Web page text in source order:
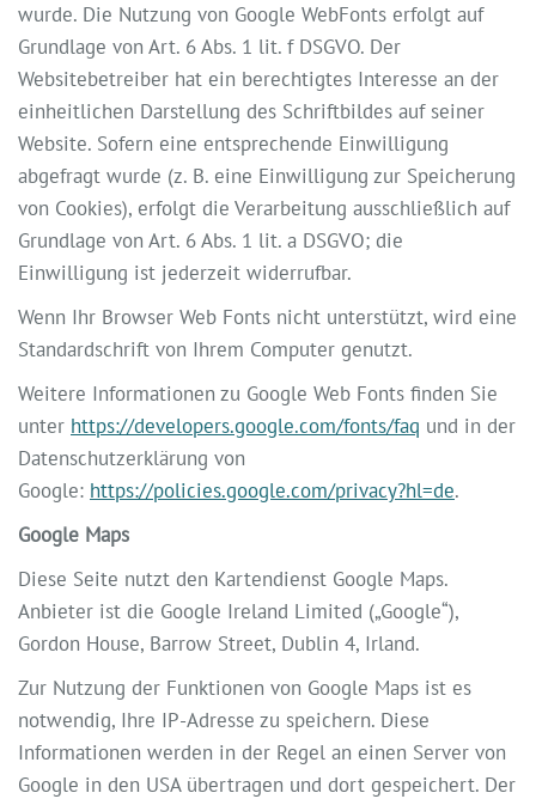
wurde. Die Nutzung von Google WebFonts erfolgt auf
Grundlage von Art. 6 Abs. 1 lit. f DSGVO. Der
Websitebetreiber hat ein berechtigtes Interesse an der
einheitlichen Darstellung des Schriftbildes auf seiner
Website. Sofern eine entsprechende Einwilligung
abgefragt wurde (z. B. eine Einwilligung zur Speicherung
von Cookies), erfolgt die Verarbeitung ausschließlich auf
Grundlage von Art. 6 Abs. 1 lit. a DSGVO; die
Einwilligung ist jederzeit widerrufbar.
Wenn Ihr Browser Web Fonts nicht unterstützt, wird eine
Standardschrift von Ihrem Computer genutzt.
Weitere Informationen zu Google Web Fonts finden Sie
unter https://developers.google.com/fonts/faq und in der
Datenschutzerklärung von
Google: https://policies.google.com/privacy?hl=de.
Google Maps
Diese Seite nutzt den Kartendienst Google Maps.
Anbieter ist die Google Ireland Limited („Google“),
Gordon House, Barrow Street, Dublin 4, Irland.
Zur Nutzung der Funktionen von Google Maps ist es
notwendig, Ihre IP-Adresse zu speichern. Diese
Informationen werden in der Regel an einen Server von
Google in den USA übertragen und dort gespeichert. Der